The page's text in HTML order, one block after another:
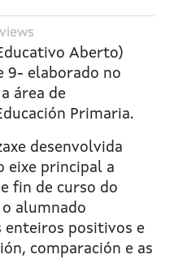
Aberto)
9- elaborado no
área de
Primaria.
desenvolvida
eixe principal a
fin de curso do
alumnado
enteiros positivos e
comparación e as